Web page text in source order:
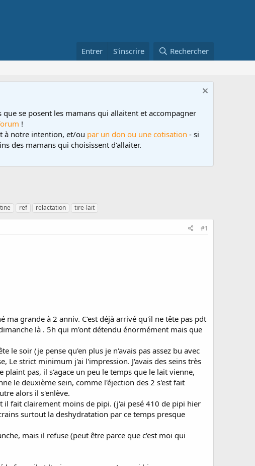
Entrer S'inscrire Rechercher
se posent les mamans qui allaitent et accompagner
!
à notre intention, et/ou par un don ou une cotisation - si
des mamans qui choisissent d'allaiter.
ref relactation tire-lait
#1
ma grande à 2 anniv. C'est déjà arrivé qu'il ne tête pas pdt
là . 5h qui m'ont détendu énormément mais que
le soir (je pense qu'en plus je n'avais pas assez bu avec
Le strict minimum j'ai l'impression. J'avais des seins très
pas, il s'agace un peu le temps que le lait vienne,
le deuxième sein, comme l'éjection des 2 s'est fait
alors il s'enlève.
il fait clairement moins de pipi. (j'ai pesé 410 de pipi hier
surtout la deshydratation par ce temps presque
mais il refuse (peut être parce que c'est moi qui